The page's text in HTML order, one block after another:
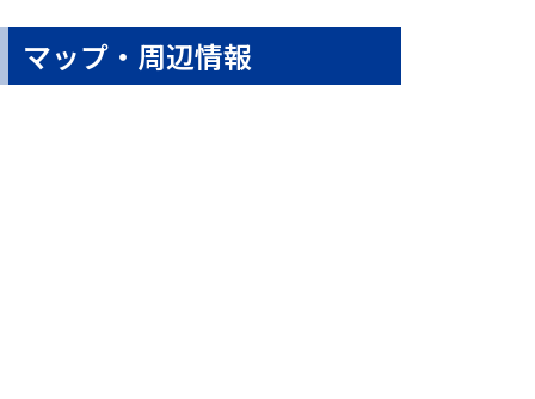
マップ・周辺情報